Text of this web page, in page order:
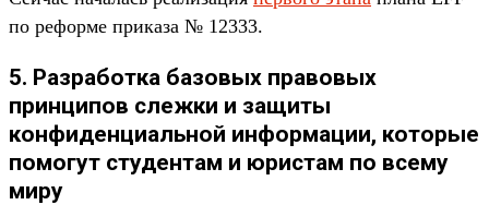
по реформе приказа № 12333.
5. Разработка базовых правовых
принципов слежки и защиты
конфиденциальной информации, которые
помогут студентам и юристам по всему
миру